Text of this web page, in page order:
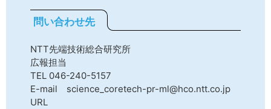
問い合わせ先
NTT先端技術総合研究所
広報担当
TEL 046-240-5157
E-mail science_coretech-pr-ml@hco.ntt.co.jp
URL